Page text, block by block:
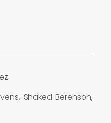
Shaked Berenson,